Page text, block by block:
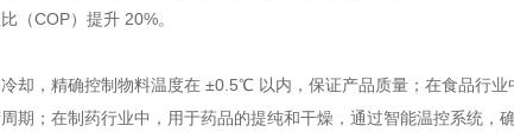
（COP）提升 20%。
却，精确控制物料温度在 ±0.5℃ 以内，保证产品质量；在食品行
；在制药行业中，用于药品的提纯和干燥，通过智能温控系统，